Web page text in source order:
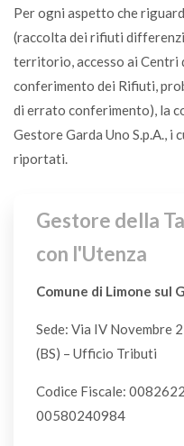
Per ogni aspetto che
(raccolta dei rifiuti
territorio, accesso ai Centri
conferimento dei Rifiuti,
di errato conferimento), la
Gestore Garda Uno S.p.A.,
riportati.
Gestore della
con l'Utenza
Comune di Limone sul
Sede: Via IV Novembre
(BS) – Ufficio Tributi
Codice Fiscale:
00580240984